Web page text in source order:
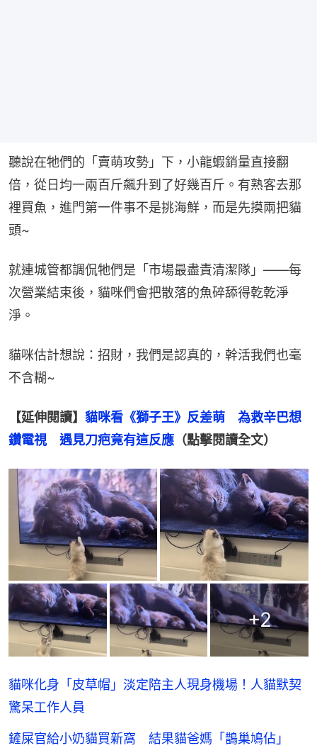
聽說在牠們的「賣萌攻勢」下，小龍蝦銷量直接翻
倍，從日均一兩百斤飆升到了好幾百斤。有熟客去那
裡買魚，進門第一件事不是挑海鮮，而是先摸兩把貓
頭~
就連城管都調侃牠們是「市場最盡責清潔隊」——每
次營業結束後，貓咪們會把散落的魚碎舔得乾乾淨
淨。
貓咪估計想說：招財，我們是認真的，幹活我們也毫
不含糊~
【延伸閱讀】 貓咪看《獅子王》反差萌　為救辛巴想
鑽電視　遇見刀疤竟有這反應 （點擊閱讀全文）
+2
貓咪化身「皮草帽」淡定陪主人現身機場！人貓默契
驚呆工作人員
鏟屎官給小奶貓買新窩 結果貓爸媽「鵲巢鳩佔」